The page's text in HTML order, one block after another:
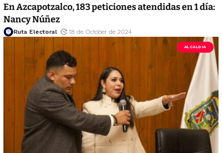
En Azcapotzalco, 183 peticiones atendidas en 1 día:
Nancy Núñez
Ruta Electoral 18 de October de 2024
ALCALDIA